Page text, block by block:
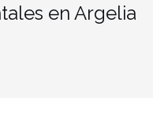
en Argelia